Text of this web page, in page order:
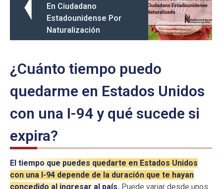
En Ciudadano
Estadounidense Por
Naturalización
¿Cuánto tiempo puedo
quedarme en Estados Unidos
con una I-94 y qué sucede si
expira?
El tiempo que puedes quedarte en Estados Unidos
con una I-94 depende de la duración que te hayan
concedido al ingresar al país. Puede variar desde unos